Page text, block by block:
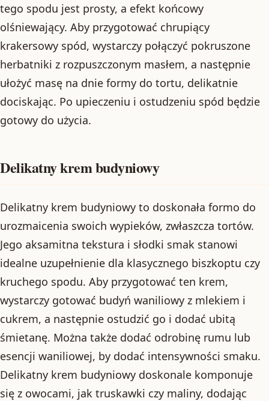
tego spodu jest prosty, a efekt końcowy
olśniewający. Aby przygotować chrupiący
krakersowy spód, wystarczy połączyć pokruszone
herbatniki z rozpuszczonym masłem, a następnie
ułożyć masę na dnie formy do tortu, delikatnie
dociskając. Po upieczeniu i ostudzeniu spód będzie
gotowy do użycia.
Delikatny krem budyniowy
Delikatny krem budyniowy to doskonała formo do
urozmaicenia swoich wypieków, zwłaszcza tortów.
Jego aksamitna tekstura i słodki smak stanowi
idealne uzupełnienie dla klasycznego biszkoptu czy
kruchego spodu. Aby przygotować ten krem,
wystarczy gotować budyń waniliowy z mlekiem i
cukrem, a następnie ostudzić go i dodać ubitą
śmietanę. Można także dodać odrobinę rumu lub
esencji waniliowej, by dodać intensywności smaku.
Delikatny krem budyniowy doskonale komponuje
się z owocami, jak truskawki czy maliny, dodając